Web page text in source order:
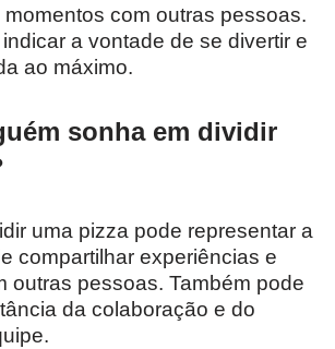
com outras pessoas.
a vontade de se divertir e
ao máximo.
sonha em dividir
uma pizza pode representar a
compartilhar experiências e
outras pessoas. Também pode
da colaboração e do